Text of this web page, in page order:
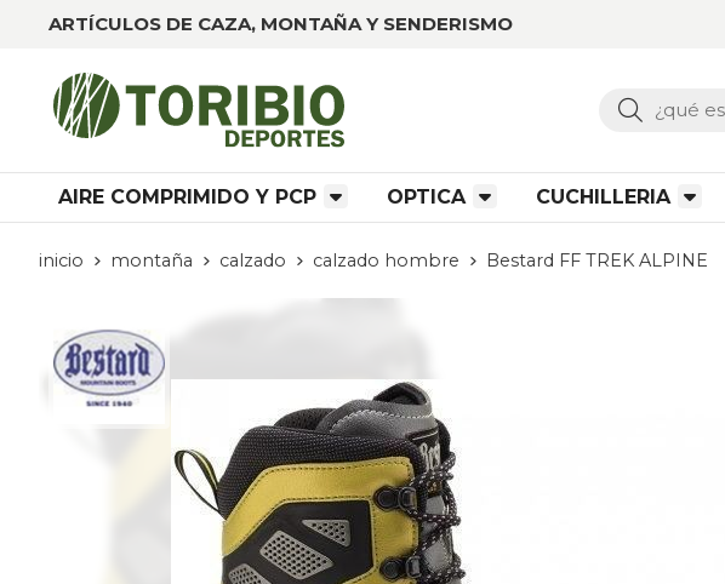
ARTÍCULOS DE CAZA, MONTAÑA Y SENDERISMO
Buscar
AIRE COMPRIMIDO Y PCP OPTICA CUCHILLERIA
inicio montaña calzado calzado hombre Bestard FF TREK ALPINE